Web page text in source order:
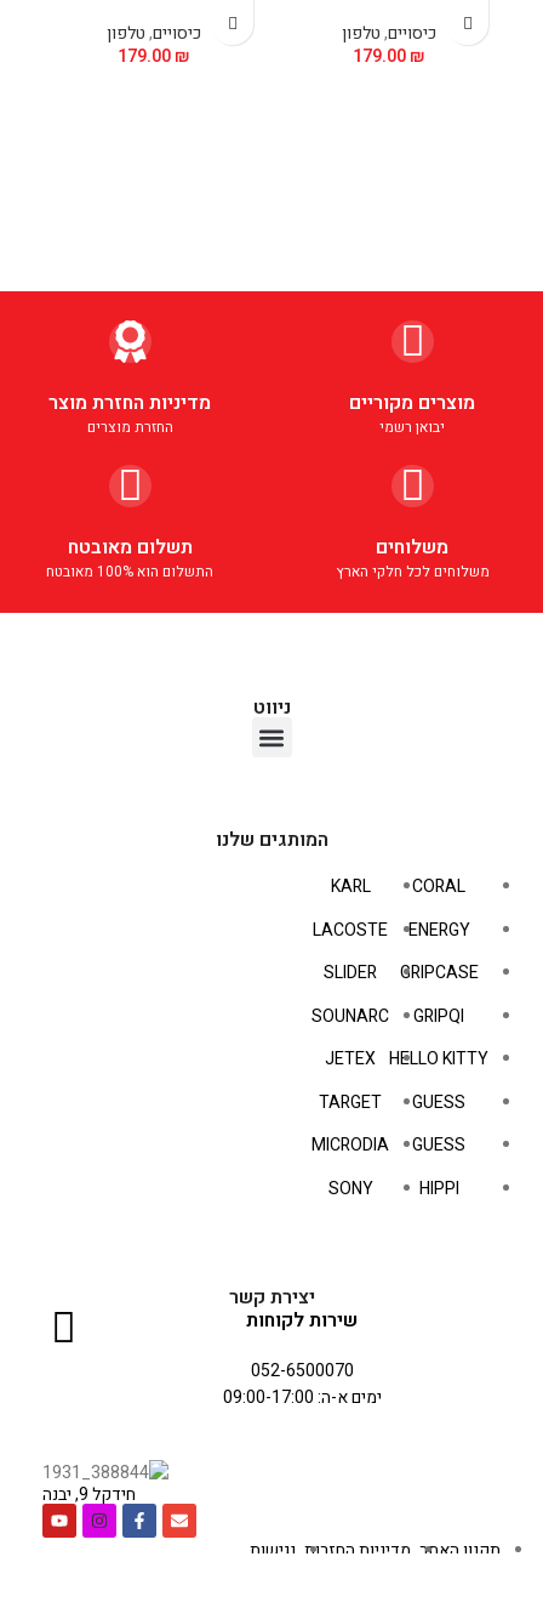
כיסויים,טלפון
179.00₪
כיסויים,טלפון
179.00₪
מוצרים מקוריים
יבואן רשמי
מדיניות החזרת מוצר
החזרת מוצרים
משלוחים
משלוחים לכל חלקי הארץ
תשלום מאובטח
התשלום הוא 100% מאובטח
ניווט
המותגים שלנו
CORAL
ENERGY
GRIPCASE
GRIPQI
HELLO KITTY
GUESS
GUESS
HIPPI
KARL
LACOSTE
SLIDER
SOUNARC
JETEX
TARGET
MICRODIA
SONY
יצירת קשר
שירות לקוחות
052-6500070
ימים א-ה: 09:00-17:00
חידקל 9, יבנה
תקנון האתר מדיניות החזרות נגישות